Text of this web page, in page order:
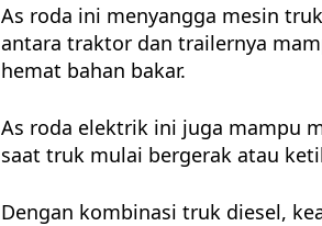
As roda ini menyangga mesin
antara traktor dan trailernya
hemat bahan bakar.
As roda elektrik ini juga mampu
saat truk mulai bergerak atau
Dengan kombinasi truk diesel,